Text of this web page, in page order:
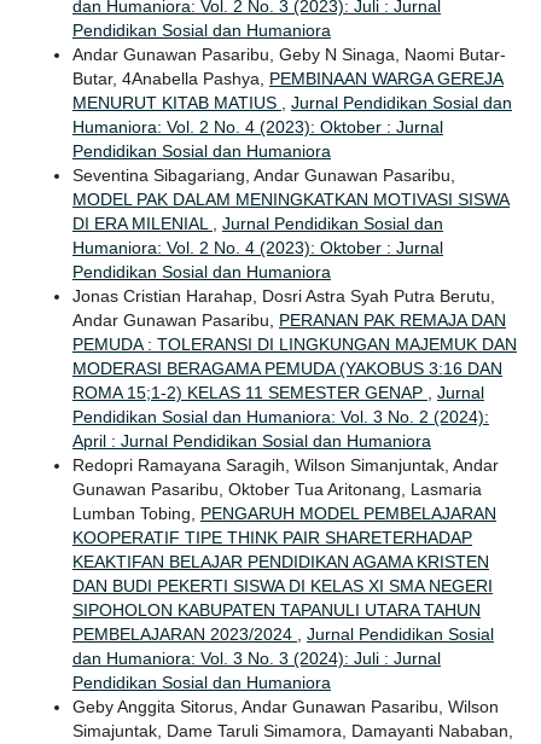
dan Humaniora: Vol. 2 No. 3 (2023): Juli : Jurnal
Pendidikan Sosial dan Humaniora
Andar Gunawan Pasaribu, Geby N Sinaga, Naomi Butar-
Butar, 4Anabella Pashya, PEMBINAAN WARGA GEREJA
MENURUT KITAB MATIUS
Jurnal Pendidikan Sosial dan
Humaniora: Vol. 2 No. 4 (2023): Oktober : Jurnal
Pendidikan Sosial dan Humaniora
Seventina Sibagariang, Andar Gunawan Pasaribu,
MODEL PAK DALAM MENINGKATKAN MOTIVASI SISWA
DI ERA MILENIAL
Jurnal Pendidikan Sosial dan
Humaniora: Vol. 2 No. 4 (2023): Oktober : Jurnal
Pendidikan Sosial dan Humaniora
Jonas Cristian Harahap, Dosri Astra Syah Putra Berutu,
Andar Gunawan Pasaribu, PERANAN PAK REMAJA DAN
PEMUDA : TOLERANSI DI LINGKUNGAN MAJEMUK DAN
MODERASI BERAGAMA PEMUDA (YAKOBUS 3:16 DAN
ROMA 15;1-2) KELAS 11 SEMESTER GENAP
Jurnal
Pendidikan Sosial dan Humaniora: Vol. 3 No. 2 (2024):
April : Jurnal Pendidikan Sosial dan Humaniora
Redopri Ramayana Saragih, Wilson Simanjuntak, Andar
Gunawan Pasaribu, Oktober Tua Aritonang, Lasmaria
Lumban Tobing, PENGARUH MODEL PEMBELAJARAN
KOOPERATIF TIPE THINK PAIR SHARETERHADAP
KEAKTIFAN BELAJAR PENDIDIKAN AGAMA KRISTEN
DAN BUDI PEKERTI SISWA DI KELAS XI SMA NEGERI
SIPOHOLON KABUPATEN TAPANULI UTARA TAHUN
PEMBELAJARAN 2023/2024
Jurnal Pendidikan Sosial
dan Humaniora: Vol. 3 No. 3 (2024): Juli : Jurnal
Pendidikan Sosial dan Humaniora
Geby Anggita Sitorus, Andar Gunawan Pasaribu, Wilson
Simajuntak, Dame Taruli Simamora, Damayanti Nababan,